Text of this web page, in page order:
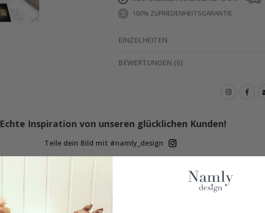
100% ZUFRIEDENHEITSGARANTIE
EINZELHEITEN
BEWERTUNGEN (0)
Echte Inspiration von unseren glücklichen Kunden!
Teile dein Bild mit #namly_design
Ähnliche produkte